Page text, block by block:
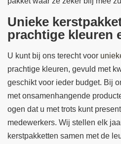
Unieke
prachtige kleuren
U kunt bij ons terecht voor
prachtige kleuren, gevuld met
geschikt voor ieder budget. Bij
met onsamenhangende
ogen dat u met trots kunt
medewerkers. Wij stellen elk
kerstpakketten samen met de